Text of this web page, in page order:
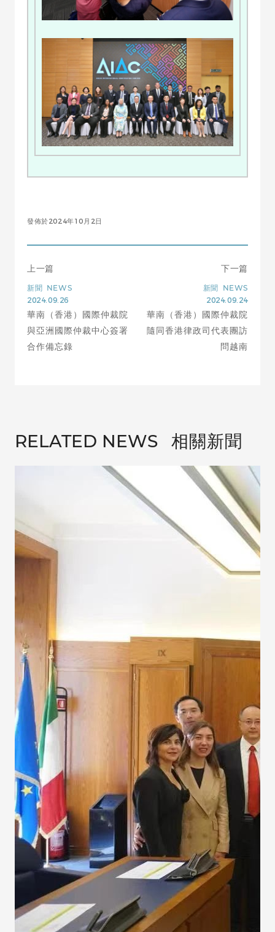
發佈於2024年10月2日
上一篇
新聞 NEWS
2024.09.26
華南（香港）國際仲裁院
與亞洲國際仲裁中心簽署
合作備忘錄
下一篇
新聞
NEWS
2024.09.24
華南（香港）國際仲裁院
隨同香港律政司代表團訪
問越南
RELATED NEWS 相關新聞